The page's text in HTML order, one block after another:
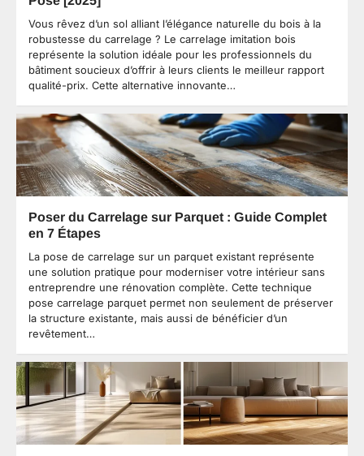
Vous rêvez d’un sol alliant l’élégance naturelle du bois à la
robustesse du carrelage ? Le carrelage imitation bois
représente la solution idéale pour les professionnels du
bâtiment soucieux d’offrir à leurs clients le meilleur rapport
qualité-prix. Cette alternative innovante…
Poser du Carrelage sur Parquet : Guide Complet
en 7 Étapes
La pose de carrelage sur un parquet existant représente
une solution pratique pour moderniser votre intérieur sans
entreprendre une rénovation complète. Cette technique
pose carrelage parquet permet non seulement de préserver
la structure existante, mais aussi de bénéficier d’un
revêtement…